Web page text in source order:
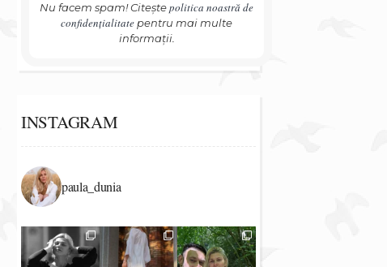
Nu facem spam! Citeștepolitica noastră de
confidențialitate pentru mai multe
informații.
INSTAGRAM
paula_dunia